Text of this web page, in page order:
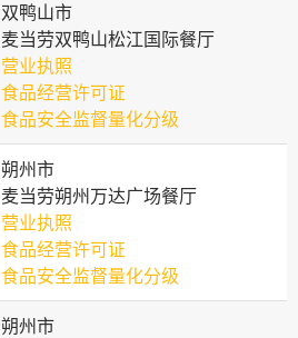
双鸭山市
麦当劳双鸭山松江国际餐厅
营业执照
食品经营许可证
食品安全监督量化分级
朔州市
麦当劳朔州万达广场餐厅
营业执照
食品经营许可证
食品安全监督量化分级
朔州市